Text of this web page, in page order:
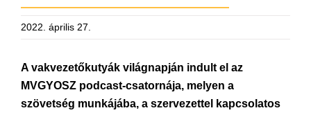
2022. április 27.
A vakvezetőkutyák világnapján indult el az
MVGYOSZ podcast-csatornája, melyen a
szövetség munkájába, a szervezettel kapcsolatos